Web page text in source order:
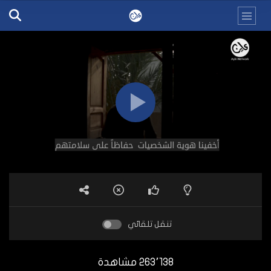
تنقل تلقائي
263٬138 مشاهدة